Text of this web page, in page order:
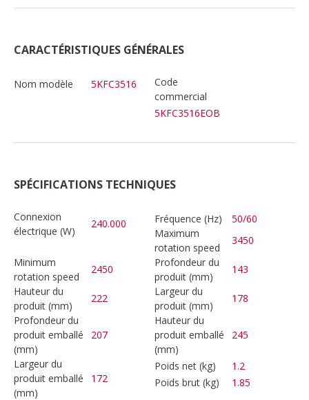
CARACTÉRISTIQUES GÉNÉRALES
Nom modèle 5KFC3516
Code
commercial
5KFC3516EOB
SPÉCIFICATIONS TECHNIQUES
Connexion
électrique (W)
240.000 Fréquence (Hz)
50/60
Maximum
rotation speed
3450
Minimum
rotation speed
2450
Profondeur du
produit (mm)
143
Hauteur du
produit (mm)
222
Largeur du
produit (mm)
178
Profondeur du
produit emballé
(mm)
207
Hauteur du
produit emballé
(mm)
245
Largeur du
produit emballé
(mm)
172
Poids net (kg)
1.2
Poids brut (kg)
1.85